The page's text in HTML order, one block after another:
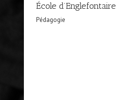
École d’Englefontaire
Pédagogie